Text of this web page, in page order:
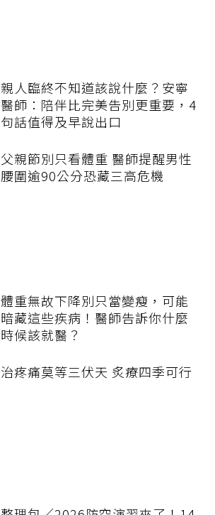
親人臨終不知道該說什麼？安寧
醫師：陪伴比完美告別更重要，4
句話值得及早說出口
父親節別只看體重 醫師提醒男性
腰圍逾90公分恐藏三高危機
體重無故下降別只當變瘦，可能
暗藏這些疾病！醫師告訴你什麼
時候該就醫？
治疼痛莫等三伏天 炙療四季可行